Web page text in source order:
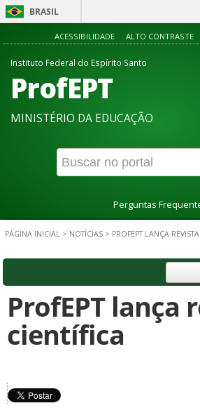
BRASIL
ACESSIBILIDADE ALTO CONTRASTE
Instituto Federal do Espírito Santo
ProfEPT
MINISTÉRIO DA EDUCAÇÃO
Perguntas
PÁGINA INICIAL > NOTÍCIAS > PROFEPT LANÇA
ProfEPT lança
científica